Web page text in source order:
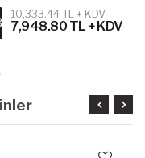
10,333.44 TL + KDV
7,948.80 TL + KDV